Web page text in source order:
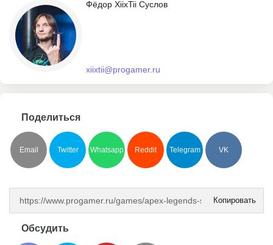
Фёдор XiixTii Суслов
xiixtii@progamer.ru
Поделиться
Email Twitter Whatsapp Reddit Telegram VK
Копировать
Обсудить